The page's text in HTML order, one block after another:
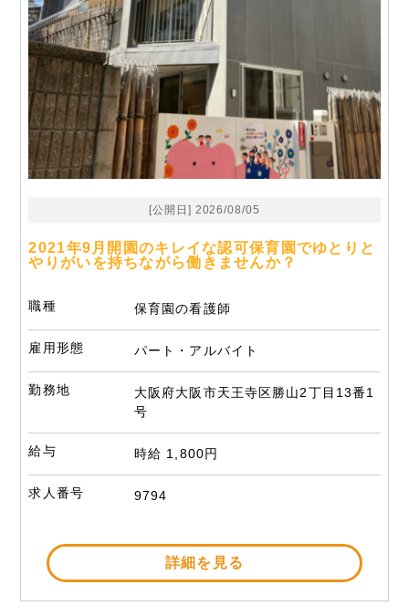
[公開日] 2026/08/05
2021年9月開園のキレイな認可保育園でゆとりと
やりがいを持ちながら働きませんか？
職種 保育園の看護師
雇用形態 パート・アルバイト
勤務地
大阪府大阪市天王寺区勝山2丁目13番1
号
給与 時給 1,800円
求人番号 9794
詳細を見る